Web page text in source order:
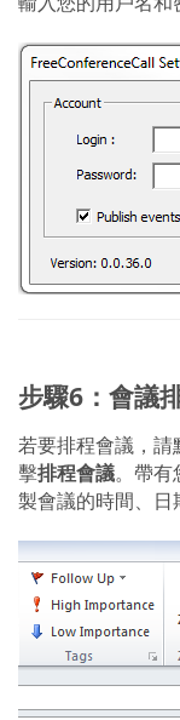
步驟6：會議
若要排程會議，請
擊排程會議。帶有
製會議的時間、日